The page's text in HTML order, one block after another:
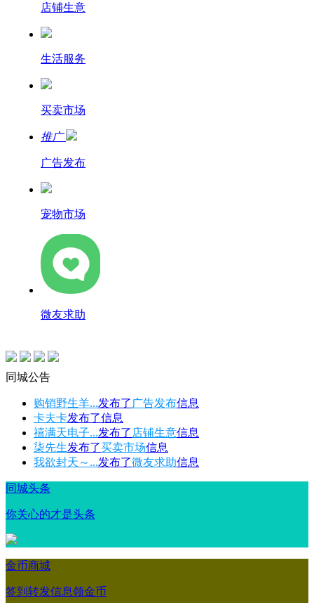
店铺生意
生活服务
买卖市场
推广
广告发布
宠物市场
微友求助
同城公告
购销野生羊...发布了 广告发布信息
卡夫卡发布了信息
禧满天电子...发布了 店铺生意信息
柒先生发布了买卖市场信息
我欲封天～...发布了微友求助信息
同城头条
你关心的才是头条
金币商城
签到转发信息领金币